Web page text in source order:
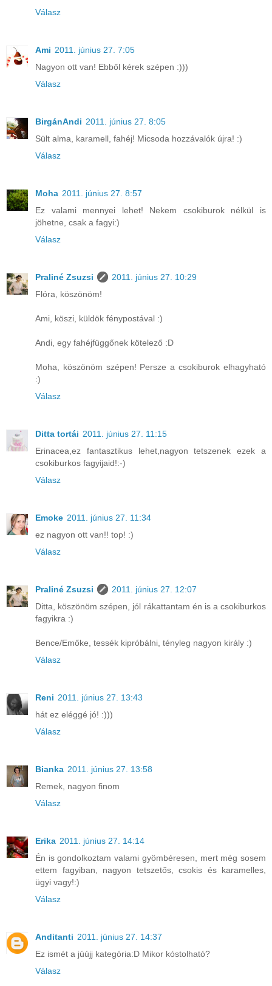
Válasz
Ami 2011. június 27. 7:05
Nagyon ott van! Ebből kérek szépen :)))
Válasz
BirgánAndi 2011. június 27. 8:05
Sült alma, karamell, fahéj! Micsoda hozzávalók újra! :)
Válasz
Moha 2011. június 27. 8:57
Ez valami mennyei lehet! Nekem csokiburok nélkül is
jöhetne, csak a fagyi:)
Válasz
Praliné Zsuzsi
2011. június 27. 10:29
Flóra, köszönöm!
Ami, köszi, küldök fénypostával :)
Andi, egy fahéjfüggőnek kötelező :D
Moha, köszönöm szépen! Persze a csokiburok elhagyható
:)
Válasz
Ditta tortái 2011. június 27. 11:15
Erinacea,ez fantasztikus lehet,nagyon tetszenek ezek a
csokiburkos fagyijaid!:-)
Válasz
Emoke 2011. június 27. 11:34
ez nagyon ott van!! top! :)
Válasz
Praliné Zsuzsi
2011. június 27. 12:07
Ditta, köszönöm szépen, jól rákattantam én is a csokiburkos
fagyikra :)
Bence/Emőke, tessék kipróbálni, tényleg nagyon király :)
Válasz
Reni 2011. június 27. 13:43
hát ez eléggé jó! :)))
Válasz
Bianka 2011. június 27. 13:58
Remek, nagyon finom
Válasz
Erika 2011. június 27. 14:14
Én is gondolkoztam valami gyömbéresen, mert még sosem
ettem fagyiban, nagyon tetszetős, csokis és karamelles,
ügyi vagy!:)
Válasz
Anditanti 2011. június 27. 14:37
Ez ismét a júújj kategória:D Mikor kóstolható?
Válasz